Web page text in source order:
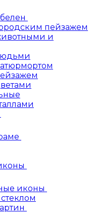
пейзажем
и
иконы